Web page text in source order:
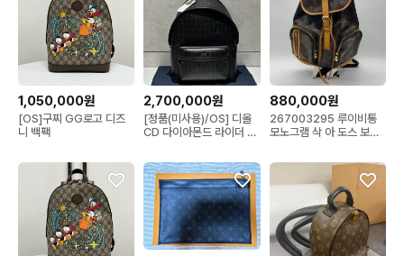
1,050,000원
[OS]구찌 GG로고 디즈
니 백팩
2,700,000원
[정품(미사용)/OS] 디올
CD 다이아몬드 라이더 백
880,000원
267003295 루이비통
모노그램 삭 아 도스 보스